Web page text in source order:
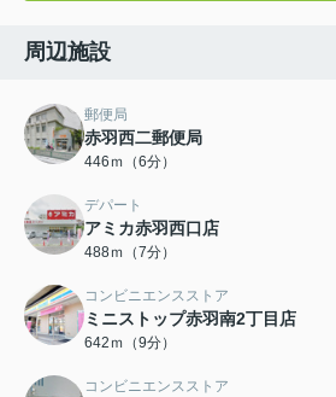
周辺施設
郵便局
赤羽西二郵便局
446ｍ（6分）
デパート
アミカ赤羽西口店
488ｍ（7分）
コンビニエンスストア
ミニストップ赤羽南2丁目店
642ｍ（9分）
コンビニエンスストア